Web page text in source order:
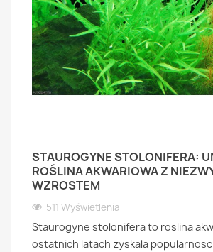
STAUROGYNE STOLONIFERA:
ROŚLINA AKWARIOWA Z
WZROSTEM
511 Wyświetlenia
Staurogyne stolonifera to roslina
ostatnich latach zyskala